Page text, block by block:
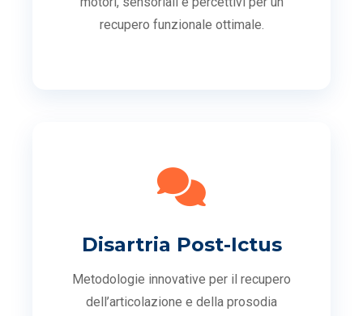
recupero funzionale ottimale.
Disartria Post-Ictus
Metodologie innovative per il recupero
dell’articolazione e della prosodia